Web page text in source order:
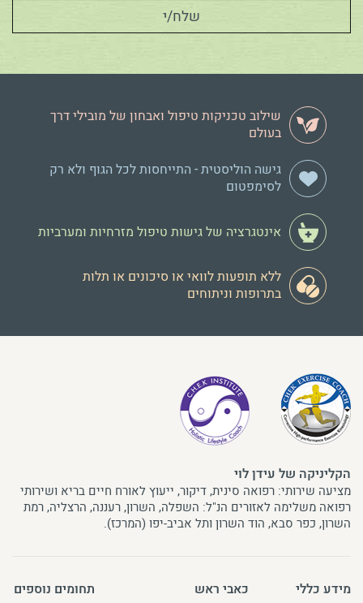
שילוב טכניקות טיפול ואבחון של מובילי דרך
בעולם
גישה הוליסטית - התייחסות לכל הגוף ולא רק
לסימפטום
אינטגרציה של גישות טיפול מזרחיות ומערביות
ללא תופעות לוואי או סיכונים או תלות
בתרופות וניתוחים
הקליניקה של עידן לוי
מציעה שירותי: רפואה סינית, דיקור, ייעוץ לאורח חיים בריא ושירותי
רפואה משלימה לאזורים הנ"ל: השפלה, השרון, רעננה, הרצליה, רמת
השרון, כפר סבא, הוד השרון ותל אביב-יפו (המרכז).
מידע כללי כאבי ראש תחומים נוספים